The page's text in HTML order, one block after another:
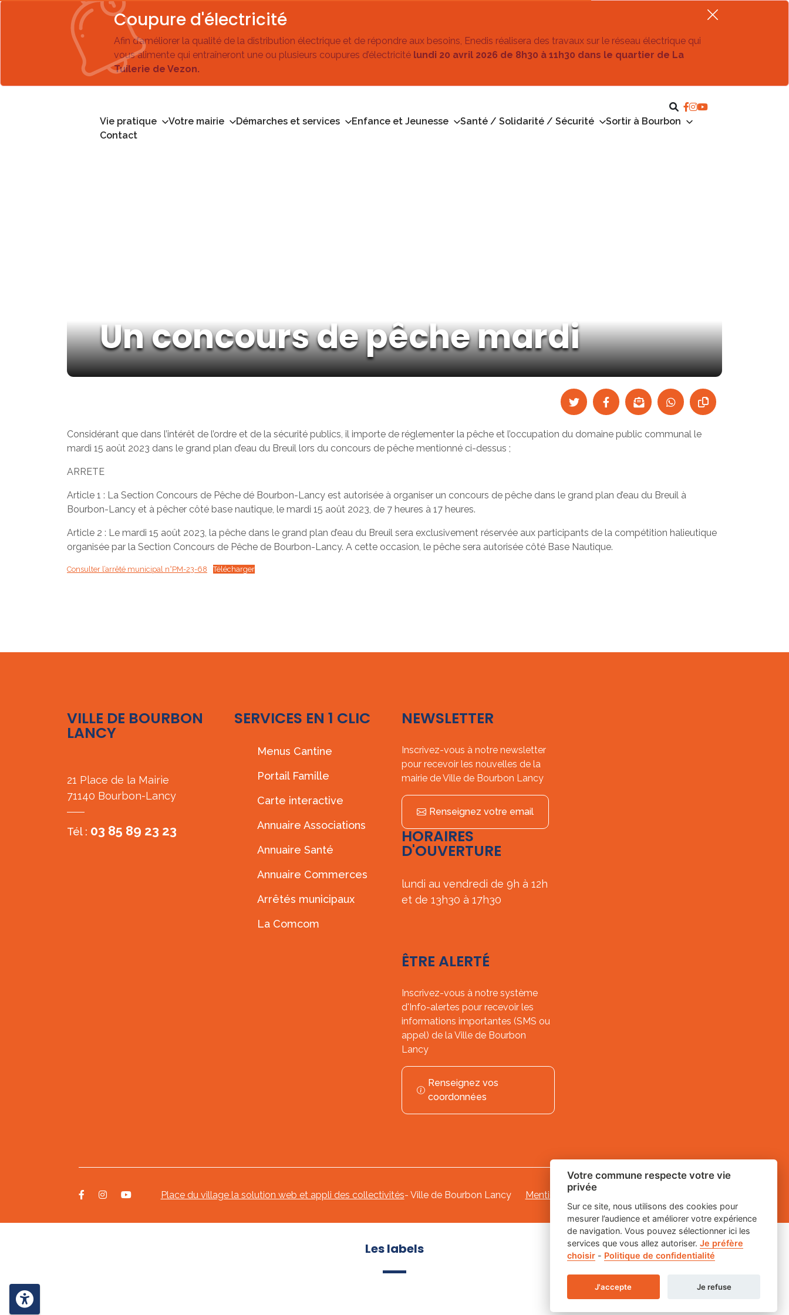
Coupure d'électricité
Afin d’améliorer la qualité de la distribution électrique et de répondre aux besoins, Enedis réalisera des travaux sur le réseau électrique qui
vous alimente qui entraîneront une ou plusieurs coupures d’électricité lundi 20 avril 2026 de 8h30 à 11h30 dans le quartier de La
Tuilerie de Vezon.
Vie pratique Votre mairie Démarches et services Enfance et Jeunesse Santé / Solidarité / Sécurité
Sortir à Bourbon
Contact
Un concours de pêche mardi
Considérant que dans l’intérêt de l’ordre et de la sécurité publics, il importe de réglementer la pêche et l’occupation du domaine public communal le
mardi 15 août 2023 dans le grand plan d’eau du Breuil lors du concours de pêche mentionné ci-dessus ;
ARRETE
Article 1 : La Section Concours de Pêche dé Bourbon-Lancy est autorisée à organiser un concours de pêche dans le grand plan d’eau du Breuil à
Bourbon-Lancy et à pêcher côté base nautique, le mardi 15 août 2023, de 7 heures à 17 heures.
Article 2 : Le mardi 15 août 2023, la pêche dans le grand plan d’eau du Breuil sera exclusivement réservée aux participants de la compétition halieutique
organisée par la Section Concours de Pêche de Bourbon-Lancy. A cette occasion, le pêche sera autorisée côté Base Nautique.
Consulter l’arrêté municipal n°PM-23-68 Télécharger
VILLE DE BOURBON
LANCY
21 Place de la Mairie
71140 Bourbon-Lancy
Tél : 03 85 89 23 23
SERVICES EN 1 CLIC
Menus Cantine
Portail Famille
Carte interactive
Annuaire Associations
Annuaire Santé
Annuaire Commerces
Arrêtés municipaux
La Comcom
NEWSLETTER
Inscrivez-vous à notre newsletter
pour recevoir les nouvelles de la
mairie de Ville de Bourbon Lancy
Renseignez votre email
HORAIRES
D'OUVERTURE
lundi au vendredi de 9h à 12h
et de 13h30 à 17h30
ÊTRE ALERTÉ
Inscrivez-vous à notre système
d'Info-alertes pour recevoir les
informations importantes (SMS ou
appel) de la Ville de Bourbon
Lancy
Renseignez vos
coordonnées
Place du village la solution web et appli des collectivités- Ville de Bourbon Lancy Mentions légales
Les labels
Votre commune respecte votre vie
privée
Sur ce site, nous utilisons des cookies pour
mesurer l’audience et améliorer votre expérience
de navigation. Vous pouvez sélectionner ici les
services que vous allez autoriser. Je préfère
choisir- Politique de confidentialité
J'accepte Je refuse